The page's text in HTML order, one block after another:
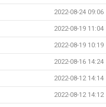
2022-08-24 09:06
2022-08-19 11:04
2022-08-19 10:19
2022-08-16 14:24
2022-08-12 14:14
2022-08-12 14:12